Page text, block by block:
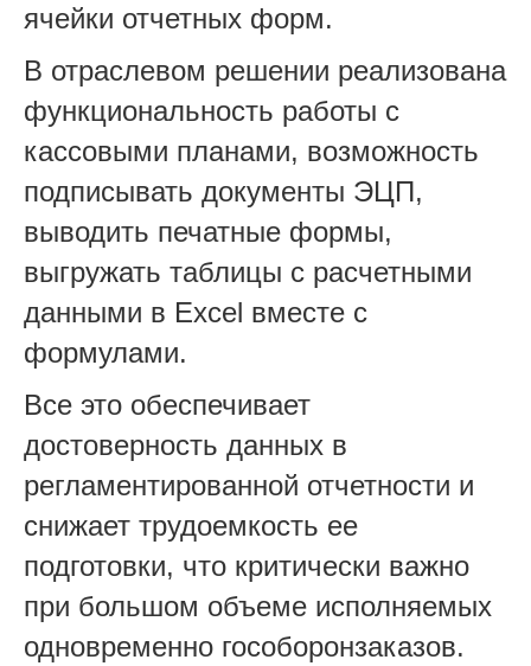
ячейки отчетных форм.
В отраслевом решении реализована
функциональность работы с
кассовыми планами, возможность
подписывать документы ЭЦП,
выводить печатные формы,
выгружать таблицы с расчетными
данными в Excel вместе с
формулами.
Все это обеспечивает
достоверность данных в
регламентированной отчетности и
снижает трудоемкость ее
подготовки, что критически важно
при большом объеме исполняемых
одновременно гособоронзаказов.